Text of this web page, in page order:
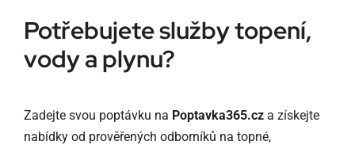
Potřebujete služby topení,
vody a plynu?
Zadejte svou poptávku na Poptavka365.cza získejte
nabídky od prověřených odborníků na topné,